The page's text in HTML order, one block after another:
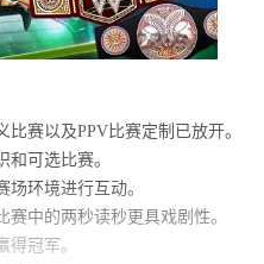
赛以及PPV比赛定制已放开。
可选比赛。
环境进行互动。
中的两秒读秒更具戏剧性。
冠军。